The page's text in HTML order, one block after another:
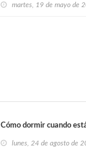
generación en el
martes, 19 de mayo de
Cómo dormir cuando
lunes, 24 de agosto de